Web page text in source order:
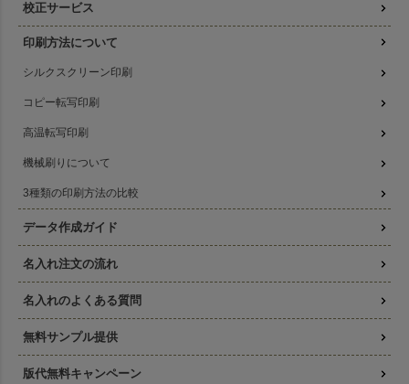
校正サービス
印刷方法について
シルクスクリーン印刷
コピー転写印刷
高温転写印刷
機械刷りについて
3種類の印刷方法の比較
データ作成ガイド
名入れ注文の流れ
名入れのよくある質問
無料サンプル提供
版代無料キャンペーン